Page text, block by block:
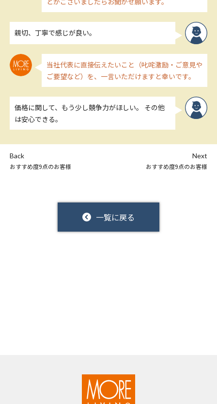
親切、丁寧で感じが良い。
当社代表に直接伝えたいこと（叱咤激励・ご意見や
ご要望など）を、一言いただけますと幸いです。
価格に関して、もう少し競争力がほしい。 その他
は安心できる。
Back
おすすめ度9点のお客様
一覧に戻る
Next
おすすめ度9点のお客様